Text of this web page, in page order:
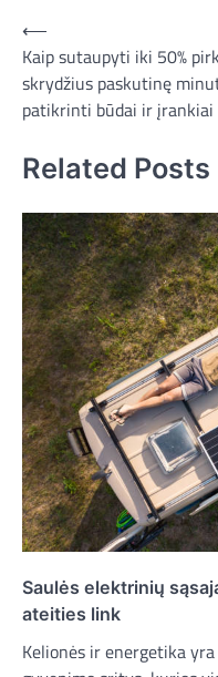
Navigacija
tarp
įrašų
⟵
Kaip sutaupyti iki 50%
skrydžius paskutinę
patikrinti būdai ir įrankiai
Related Posts
Saulės elektrinių
ateities link
Kelionės ir energetika